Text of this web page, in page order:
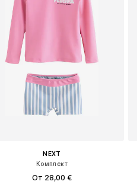
NEXT
Комплект
От 28,00 €